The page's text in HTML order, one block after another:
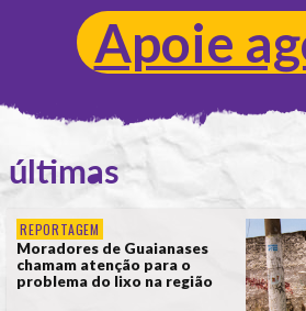
Apoie
últimas
REPORTAGEM
Moradores de Guaianases
chamam atenção para o
problema do lixo na região